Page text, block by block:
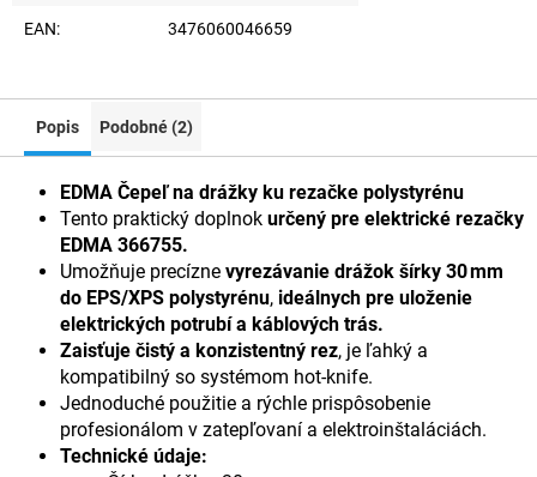
EAN: 3476060046659
Popis Podobné (2)
EDMA Čepeľ na drážky ku rezačke polystyrénu
Tento praktický doplnok určený pre elektrické rezačky
EDMA 366755.
Umožňuje precízne vyrezávanie drážok šírky 30 mm
do EPS/XPS polystyrénu, ideálnych pre uloženie
elektrických potrubí a káblových trás.
Zaisťuje čistý a konzistentný rez, je ľahký a
kompatibilný so systémom hot‑knife.
Jednoduché použitie a rýchle prispôsobenie
profesionálom v zatepľovaní a elektroinštaláciách.
Technické údaje: